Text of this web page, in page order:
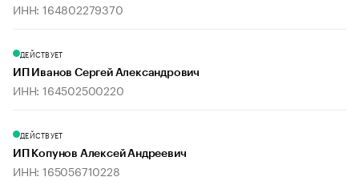
ИНН: 164802279370
ДЕЙСТВУЕТ
ИП Иванов Сергей Александрович
ИНН: 164502500220
ДЕЙСТВУЕТ
ИП Копунов Алексей Андреевич
ИНН: 165056710228